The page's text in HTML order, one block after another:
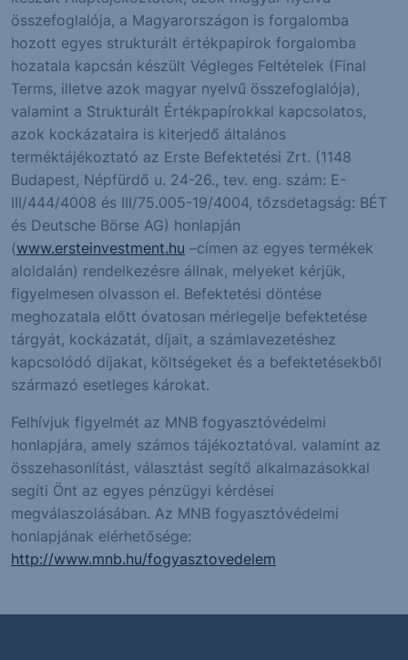
összefoglalója, a Magyarországon is forgalomba
hozott egyes strukturált értékpapírok forgalomba
hozatala kapcsán készült Végleges Feltételek (Final
Terms, illetve azok magyar nyelvű összefoglalója),
valamint a Strukturált Értékpapírokkal kapcsolatos,
azok kockázataira is kiterjedő általános
terméktájékoztató az Erste Befektetési Zrt. (1148
Budapest, Népfürdő u. 24-26., tev. eng. szám: E-
III/444/4008 és III/75.005-19/4004, tőzsdetagság: BÉT
és Deutsche Börse AG) honlapján
(www.ersteinvestment.hu –címen az egyes termékek
aloldalán) rendelkezésre állnak, melyeket kérjük,
figyelmesen olvasson el. Befektetési döntése
meghozatala előtt óvatosan mérlegelje befektetése
tárgyát, kockázatát, díjait, a számlavezetéshez
kapcsolódó díjakat, költségeket és a befektetésekből
származó esetleges károkat.
Felhívjuk figyelmét az MNB fogyasztóvédelmi
honlapjára, amely számos tájékoztatóval. valamint az
összehasonlítást, választást segítő alkalmazásokkal
segíti Önt az egyes pénzügyi kérdései
megválaszolásában. Az MNB fogyasztóvédelmi
honlapjának elérhetősége:
http://www.mnb.hu/fogyasztovedelem